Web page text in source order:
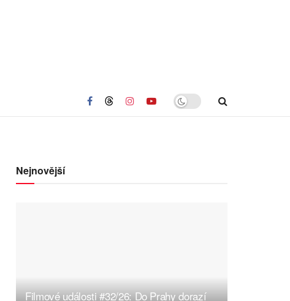
Nejnovější
Filmové události #32/26: Do Prahy dorazí